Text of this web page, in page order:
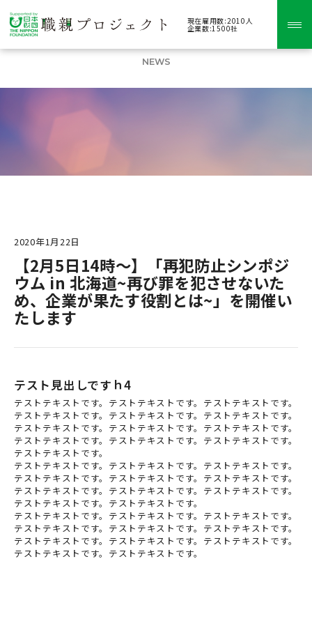
現在雇用数:2010人
企業数:1500社
NEWS
2020年1月22日
【2月5日14時～】「再犯防止シンポジ
ウム in 北海道~再び罪を犯させないた
め、企業が果たす役割とは~」を開催い
たします
テスト見出しですｈ4
テストテキストです。テストテキストです。テストテキストです。
テストテキストです。テストテキストです。テストテキストです。
テストテキストです。テストテキストです。テストテキストです。
テストテキストです。テストテキストです。テストテキストです。
テストテキストです。
テストテキストです。テストテキストです。テストテキストです。
テストテキストです。テストテキストです。テストテキストです。
テストテキストです。テストテキストです。テストテキストです。
テストテキストです。テストテキストです。
テストテキストです。テストテキストです。テストテキストです。
テストテキストです。テストテキストです。テストテキストです。
テストテキストです。テストテキストです。テストテキストです。
テストテキストです。テストテキストです。